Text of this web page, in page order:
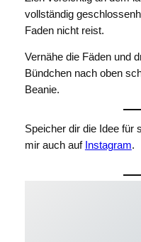
vollständig
Faden nicht reist.
Vernähe die Fäden und
Bündchen nach oben
Beanie.
Speicher dir die Idee für
mir auch auf Instagram.